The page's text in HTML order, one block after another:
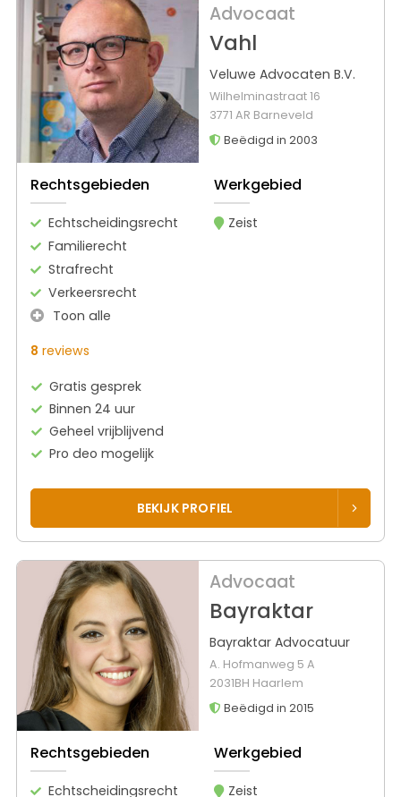
Advocaat
Vahl
Veluwe Advocaten B.V.
Wilhelminastraat 16
3771 AR Barneveld
Beëdigd in 2003
Rechtsgebieden
Echtscheidingsrecht
Familierecht
Strafrecht
Verkeersrecht
Toon alle
Werkgebied
Zeist
8 reviews
Gratis gesprek
Binnen 24 uur
Geheel vrijblijvend
Pro deo mogelijk
BEKIJK PROFIEL
Advocaat
Bayraktar
Bayraktar Advocatuur
A. Hofmanweg 5 A
2031BH Haarlem
Beëdigd in 2015
Rechtsgebieden
Echtscheidingsrecht
Werkgebied
Zeist